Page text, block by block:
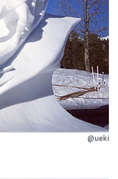
@ueki